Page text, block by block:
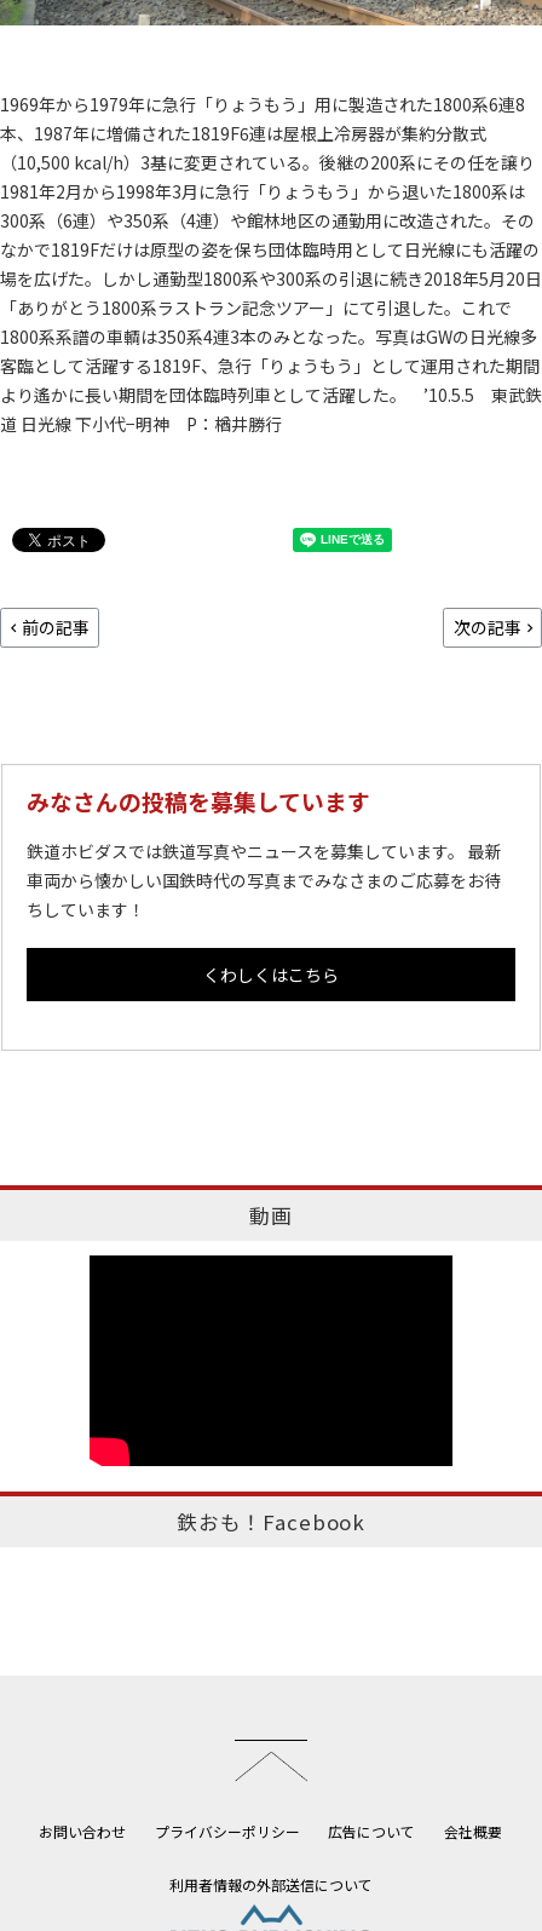
1969年から1979年に急行「りょうもう」用に製造された1800系6連8
本、1987年に増備された1819F6連は屋根上冷房器が集約分散式
（10,500 kcal/h）3基に変更されている。後継の200系にその任を譲り
1981年2月から1998年3月に急行「りょうもう」から退いた1800系は
300系（6連）や350系（4連）や館林地区の通勤用に改造された。その
なかで1819Fだけは原型の姿を保ち団体臨時用として日光線にも活躍の
場を広げた。しかし通勤型1800系や300系の引退に続き2018年5月20日
「ありがとう1800系ラストラン記念ツアー」にて引退した。これで
1800系系譜の車輌は350系4連3本のみとなった。写真はGWの日光線多
客臨として活躍する1819F、急行「りょうもう」として運用された期間
より遙かに長い期間を団体臨時列車として活躍した。 ’10.5.5 東武鉄
道 日光線 下小代−明神 P：楢井勝行
前の記事 次の記事
みなさんの投稿を募集しています
鉄道ホビダスでは鉄道写真やニュースを募集しています。 最新
車両から懐かしい国鉄時代の写真までみなさまのご応募をお待
ちしています！
くわしくはこちら
動画
鉄おも！Facebook
お問い合わせ プライバシーポリシー 広告について 会社概要
利用者情報の外部送信について